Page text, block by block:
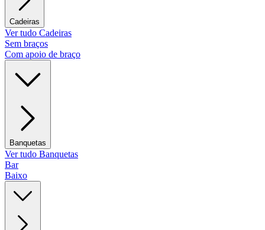
Cadeiras
Ver tudo Cadeiras
Sem braços
Com apoio de braço
Banquetas
Ver tudo Banquetas
Bar
Baixo